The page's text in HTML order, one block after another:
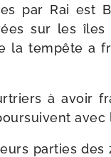
par Rai est
sur les îles
la tem­pête a
à avoir
avec
par­ties